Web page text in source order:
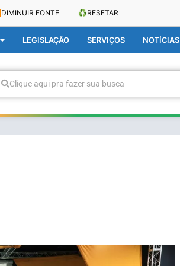
DIMINUIR FONTE ♻️RESETAR
LEGISLAÇÃO SERVIÇOS NOTÍCIAS
Clique aqui pra fazer sua busca